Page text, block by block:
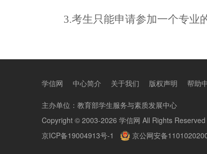
3.考生只能申请参加一个专业
学信网 中心简介 关于我们 版权声明 帮助
主办单位： 教育部学生服务与素质发展中心
Copyright © 2003-2026 学信网 All Rights Reserved
京ICP备19004913号-1
京公网安备